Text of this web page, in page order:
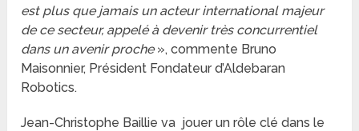
est plus que jamais un acteur international majeur
de ce secteur, appelé à devenir très concurrentiel
dans un avenir proche», commente Bruno
Maisonnier, Président Fondateur d’Aldebaran
Robotics.
Jean-Christophe Baillie va jouer un rôle clé dans le